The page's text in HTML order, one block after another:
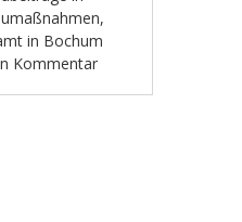
,
in Bochum
Kommentar